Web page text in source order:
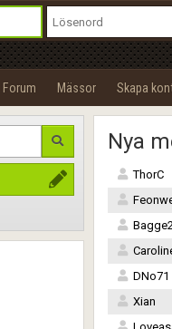
Forum Mässor Skapa
Nya
ThorC
DNo71
Xian